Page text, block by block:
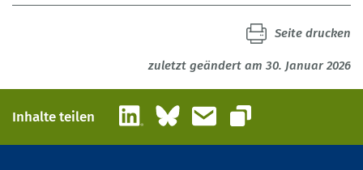
zuletzt geändert am 30. Januar 2026
Seite drucken
Inhalte teilen LinkedInBlueskyE-Mail
Link kopieren